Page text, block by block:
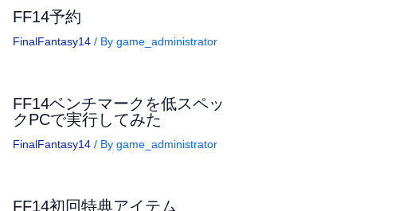
FF14予約
FinalFantasy14 / By game_administrator
FF14ベンチマークを低スペッ
クPCで実行してみた
FinalFantasy14 / By game_administrator
FF14初回特典アイテム